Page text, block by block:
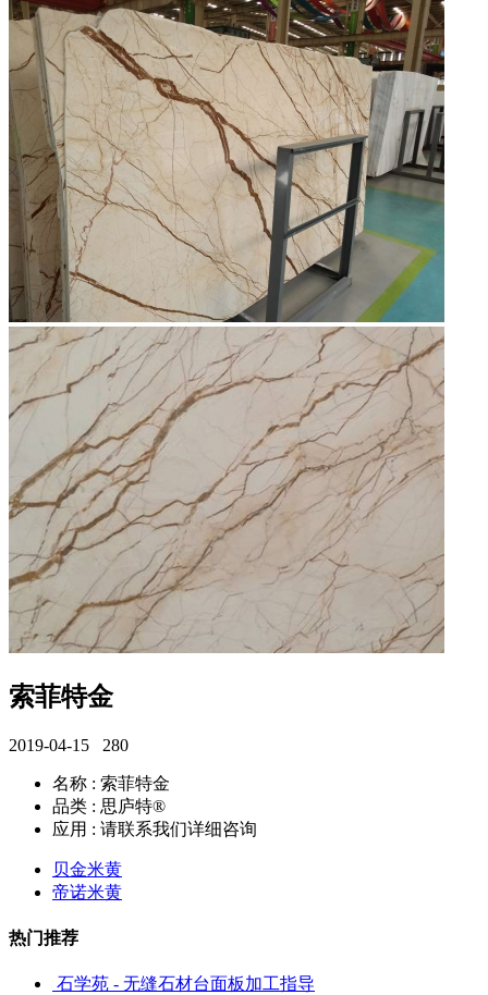
索菲特金
2019-04-15 280
名称 : 索菲特金
品类 : 思庐特®
应用 : 请联系我们详细咨询
贝金米黄
帝诺米黄
热门推荐
石学苑 - 无缝石材台面板加工指导